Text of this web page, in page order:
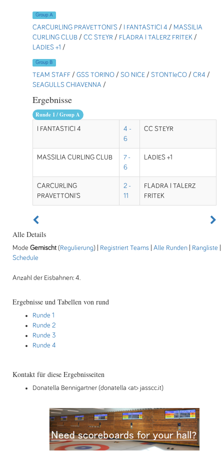
Group A
CARCURLING PRAVETTONI'S / I FANTASTICI 4 / MASSILIA
CURLING CLUB / CC STEYR / FLADRA I TALERZ FRITEK /
LADIES +1 /
Group B
TEAM STAFF / GSS TORINO / SO NICE / STONTIeCO / CR4 /
SEAGULLS CHIAVENNA /
Ergebnisse
Runde 1 / Group A
I FANTASTICI 4
4 -
6
CC STEYR
MASSILIA CURLING CLUB
7 -
6
LADIES +1
CARCURLING
PRAVETTONI'S
2 -
11
FLADRA I TALERZ
FRITEK
Alle Details
Mode Gemischt (Regulierung) | Registriert Teams Alle Runden Rangliste
Schedule
Anzahl der Eisbahnen: 4.
Ergebnisse und Tabellen von rund
Runde 1
Runde 2
Runde 3
Runde 4
Kontakt für diese Ergebnisseiten
Donatella Bennigartner (donatella <at> jasscc.it)